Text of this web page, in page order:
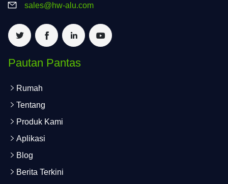
sales@hw-alu.com
Pautan Pantas
Rumah
Tentang
Produk Kami
Aplikasi
Blog
Berita Terkini